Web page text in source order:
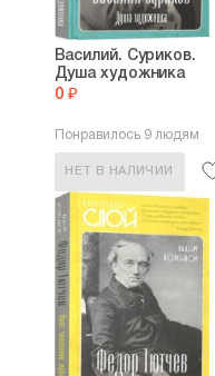
Василий. Суриков.
Душа художника
0 ₽
Понравилось 9 людям
НЕТ В НАЛИЧИИ